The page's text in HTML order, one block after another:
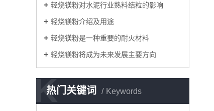
轻烧镁粉对水泥行业熟料结粒的影响
轻烧镁粉介绍及用途
轻烧镁粉是一种重要的耐火材料
轻烧镁粉将成为未来发展主要方向
热门关键词 Keywords
K